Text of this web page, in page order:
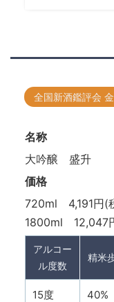
全国新酒鑑評会 金
名称
大吟醸 盛升
価格
720ml 4,191円(
1800ml 12,047
アルコー
ル度数
精米
15度 40%